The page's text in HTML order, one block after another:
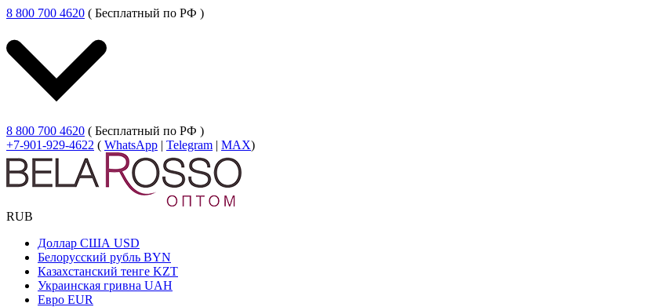
8 800 700 4620 ( Бесплатный по РФ )
8 800 700 4620 ( Бесплатный по РФ )
+7-901-929-4622 ( WhatsApp | Telegram | MAX)
RUB
Доллар США USD
Белорусский рубль BYN
Казахстанский тенге KZT
Украинская гривна UAH
Евро EUR